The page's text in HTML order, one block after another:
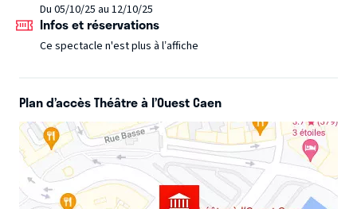
bons procédés qui va rapidement être mis à mal lorsque
Max va s’apercevoir que Marie… a mis les voiles.
Du 05/10/25 au 12/10/25
Infos et réservations
Ce spectacle n'est plus à l’affiche
Plan d’accès Théâtre à l’Ouest Caen